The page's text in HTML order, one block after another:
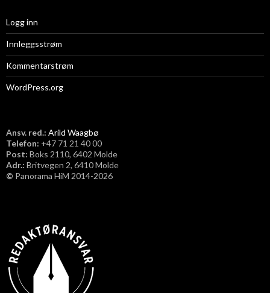
Logg inn
Innleggsstrøm
Kommentarstrøm
WordPress.org
Ansv. red.: Arild Waagbø
Telefon: ​+47 71 21 40 00
Post: Boks 2110, 6402 Molde
Adr.: Britvegen 2, 6410 Molde
© Panorama HiM 2014-2026